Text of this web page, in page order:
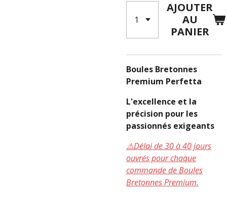
AJOUTER
AU
PANIER
Boules Bretonnes
Premium Perfetta
L'excellence et la
précision pour les
passionnés exigeants
⚠️Délai de 30 à 40 jours
ouvrés pour chaque
commande de Boules
Bretonnes Premium.